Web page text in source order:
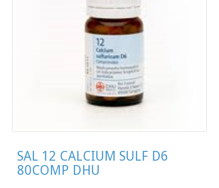
SAL 12 CALCIUM SULF D6
80COMP DHU